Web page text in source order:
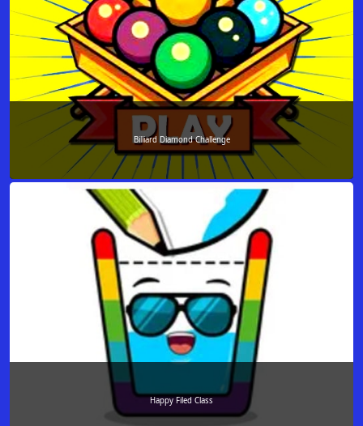
Billiard Diamond Challenge
Happy Filed Class